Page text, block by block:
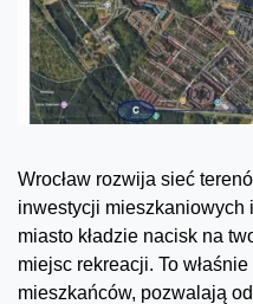
Wrocław rozwija sieć
inwestycji mieszkaniowych
miasto kładzie nacisk na
miejsc rekreacji. To
mieszkańców, pozwalają